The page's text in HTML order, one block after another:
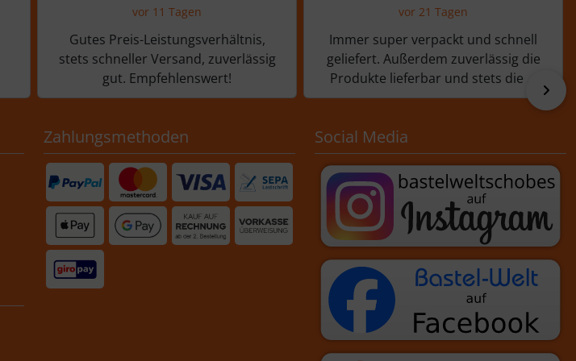
vor 11 Tagen
Gutes Preis-Leistungsverhältnis,
stets schneller Versand, zuverlässig
gut. Empfehlenswert!
vor 21 Tagen
Immer super verpackt und schnell
geliefert. Außerdem zuverlässig die
Produkte lieferbar und stets die ...
vor
Zahlungsmethoden Social Media